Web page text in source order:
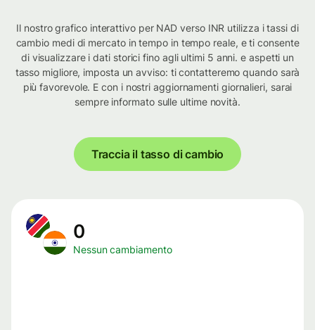
Il nostro grafico interattivo per NAD verso INR utilizza i tassi di
cambio medi di mercato in tempo in tempo reale, e ti consente
di visualizzare i dati storici fino agli ultimi 5 anni. e aspetti un
tasso migliore, imposta un avviso: ti contatteremo quando sarà
più favorevole. E con i nostri aggiornamenti giornalieri, sarai
sempre informato sulle ultime novità.
Traccia il tasso di cambio
0
Nessun cambiamento